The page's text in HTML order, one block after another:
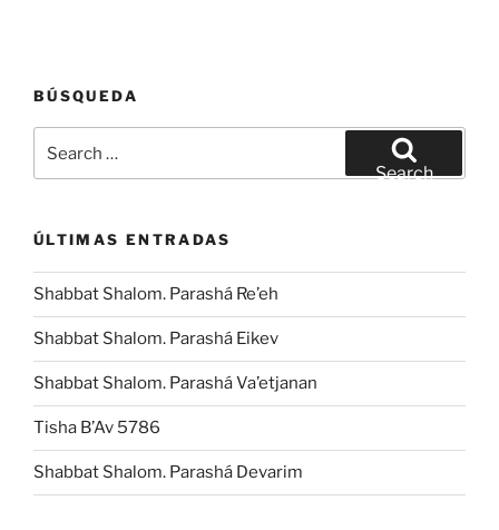
BÚSQUEDA
for:
Search
ÚLTIMAS ENTRADAS
Shabbat Shalom. Parashá Re’eh
Shabbat Shalom. Parashá Eikev
Shabbat Shalom. Parashá Va’etjanan
Tisha B’Av 5786
Shabbat Shalom. Parashá Devarim